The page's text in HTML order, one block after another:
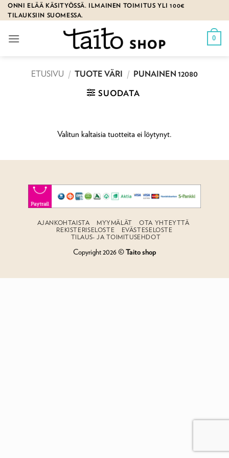
Skip
to
ONNI ELÄÄ KÄSITYÖSSÄ. ILMAINEN TOIMITUS YLI 100€
TILAUKSIIN SUOMESSA.
0
ETUSIVU / TUOTE VÄRI / PUNAINEN 12080
SUODATA
Valitun kaltaisia tuotteita ei löytynyt.
AJANKOHTAISTA MYYMÄLÄT
OTA YHTEYTTÄ
REKISTERISELOSTE
EVÄSTESELOSTE
TILAUS- JA TOIMITUSEHDOT
Copyright 2026 ©Taito shop